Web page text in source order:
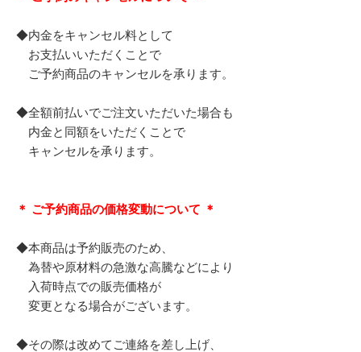
◆内金をキャンセル料として
お支払いいただくことで
ご予約商品のキャンセルを承ります。
◆全額前払いでご注文いただいた場合も
内金と同額をいただくことで
キャンセルを承ります。
＊ ご予約商品の価格変動について ＊
◆本商品は予約販売のため、
為替や原材料の急激な高騰などにより
入荷時点での販売価格が
変更となる場合がございます。
◆その際は改めてご連絡を差し上げ、